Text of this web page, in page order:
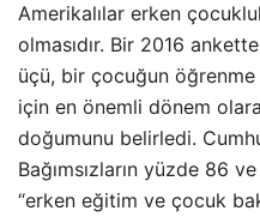
Amerikalılar erken
olmasıdır. Bir 2016
üçü, bir çocuğun
için en önemli dönem
doğumunu belirledi.
Bağımsızların yüzde 86
“erken eğitim ve çocuk